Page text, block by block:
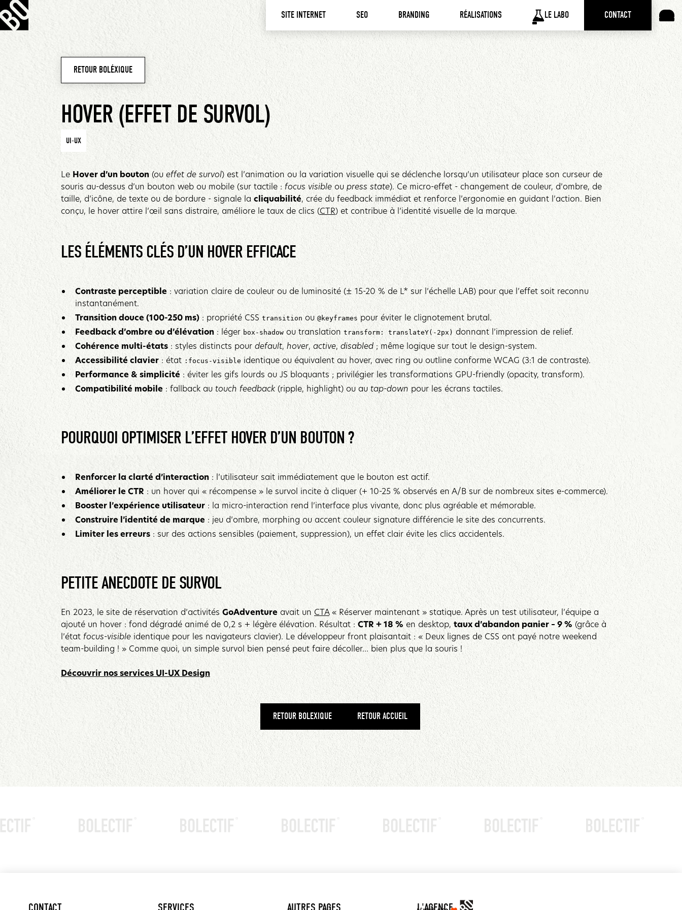
SITE INTERNET SEO BRANDING RÉALISATIONS LE LABO CONTACT
RETOUR BOLÉXIQUE
HOVER (EFFET DE SURVOL)
UI-UX
Le Hover d’un bouton (ou effet de survol) est l’animation ou la variation visuelle qui se déclenche lorsqu’un utilisateur place son curseur de
souris au-dessus d’un bouton web ou mobile (sur tactile : focus visible ou press state). Ce micro-effet - changement de couleur, d’ombre, de
taille, d’icône, de texte ou de bordure - signale la cliquabilité, crée du feedback immédiat et renforce l’ergonomie en guidant l’action. Bien
conçu, le hover attire l’œil sans distraire, améliore le taux de clics (CTR) et contribue à l’identité visuelle de la marque.‍
LES ÉLÉMENTS CLÉS D’UN HOVER EFFICACE‍
Contraste perceptible : variation claire de couleur ou de luminosité (± 15-20 % de L* sur l’échelle LAB) pour que l’effet soit reconnu
instantanément.
Transition douce (100-250 ms): propriété CSS transition ou @keyframes pour éviter le clignotement brutal.
Feedback d’ombre ou d’élévation : léger box-shadow ou translation transform: translateY(-2px) donnant l’impression de relief.
Cohérence multi-états : styles distincts pour default,hover, active, disabled; même logique sur tout le design-system.
Accessibilité clavier: état :focus-visible identique ou équivalent au hover, avec ring ou outline conforme WCAG (3:1 de contraste).
Performance & simplicité : éviter les gifs lourds ou JS bloquants ; privilégier les transformations GPU-friendly (opacity, transform).
Compatibilité mobile : fallback au touch feedback(ripple, highlight) ou autap-downpour les écrans tactiles.‍
POURQUOI OPTIMISER L’EFFET HOVER D’UN BOUTON ?‍
Renforcer la clarté d’interaction : l’utilisateur sait immédiatement que le bouton est actif.
Améliorer le CTR : un hover qui « récompense » le survol incite à cliquer (+ 10-25 % observés en A/B sur de nombreux sites e-commerce).
Booster l’expérience utilisateur : la micro-interaction rend l’interface plus vivante, donc plus agréable et mémorable.
Construire l’identité de marque : jeu d’ombre, morphing ou accent couleur signature différencie le site des concurrents.
Limiter les erreurs : sur des actions sensibles (paiement, suppression), un effet clair évite les clics accidentels.‍
PETITE ANECDOTE DE SURVOL
En 2023, le site de réservation d’activités GoAdventure avait un CTA« Réserver maintenant » statique. Après un test utilisateur, l’équipe a
ajouté un hover : fond dégradé animé de 0,2 s + légère élévation. Résultat : CTR + 18 % en desktop, taux d’abandon panier – 9 % (grâce à
l’état focus-visible identique pour les navigateurs clavier). Le développeur front plaisantait : « Deux lignes de CSS ont payé notre weekend
team-building ! » Comme quoi, un simple survol bien pensé peut faire décoller… bien plus que la souris !
Découvrir nos services UI-UX Design
RETOUR BOLEXIQUE RETOUR ACCUEIL